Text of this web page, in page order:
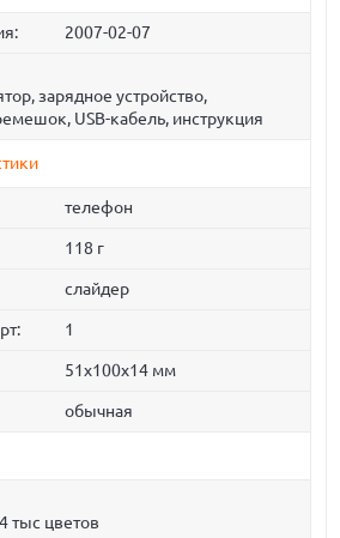
2007-02-07
зарядное устройство,
USB-кабель, инструкция
телефон
118 г
слайдер
1
51x100x14 мм
обычная
тыс цветов